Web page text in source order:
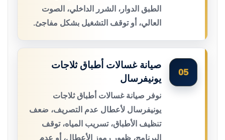
الطبق الدوار، الشرر الداخلي، الصوت
العالي، أو توقف التشغيل بشكل مفاجئ.
05
صيانة غسالات أطباق ثلاجات
يونيفرسال
نوفر صيانة غسالات أطباق ثلاجات
يونيفرسال لأعطال عدم التصريف، ضعف
تنظيف الأطباق، تسريب المياه، توقف
البرنامج، ظهور رموز الأعطال، أو عدم